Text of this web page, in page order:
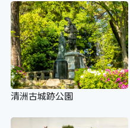
清洲古城跡公園